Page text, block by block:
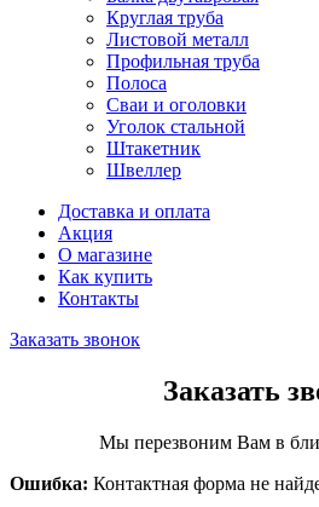
Круглая труба
Листовой металл
Профильная труба
Полоса
Сваи и оголовки
Уголок стальной
Штакетник
Швеллер
Доставка и оплата
Акция
О магазине
Как купить
Контакты
Заказать звонок
Заказать
Мы перезвоним Вам в
Ошибка: Контактная форма не